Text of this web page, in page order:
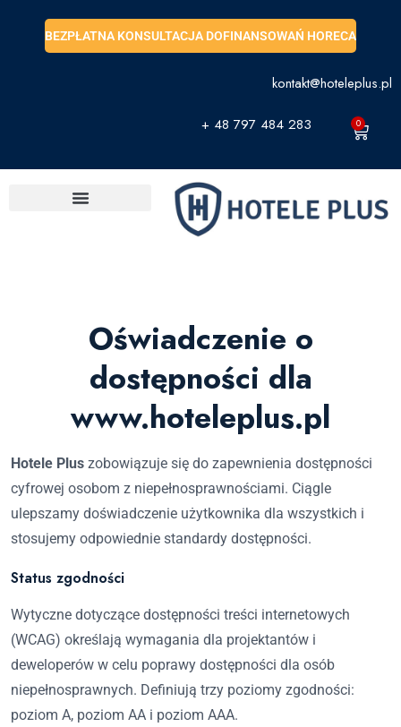
BEZPŁATNA KONSULTACJA DOFINANSOWAŃ HORECA
kontakt@hoteleplus.pl
+ 48 797 484 283 0
Oświadczenie o
dostępności dla
www.hoteleplus.pl
Hotele Plus zobowiązuje się do zapewnienia dostępności
cyfrowej osobom z niepełnosprawnościami. Ciągle
ulepszamy doświadczenie użytkownika dla wszystkich i
stosujemy odpowiednie standardy dostępności.
Status zgodności
Wytyczne dotyczące dostępności treści internetowych
(WCAG) określają wymagania dla projektantów i
deweloperów w celu poprawy dostępności dla osób
niepełnosprawnych. Definiują trzy poziomy zgodności:
poziom A, poziom AA i poziom AAA.